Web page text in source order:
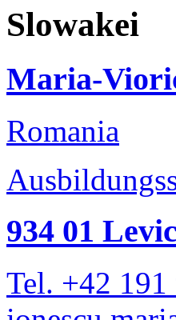
Slowakei
Maria-
Romania
934 01
Tel. +42